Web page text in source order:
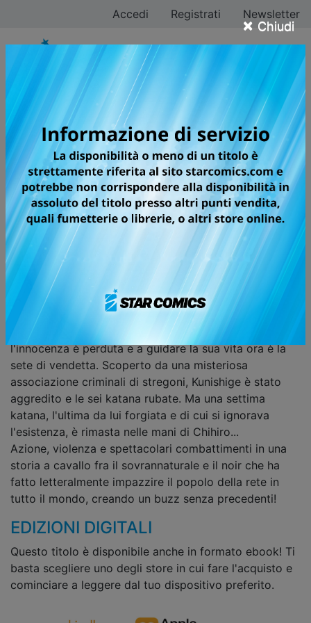
× Chiudi
Accedi Registrati Newsletter
KAGURABACHI
LA SCINTILLA DEL METALLO CHE SI
TRASFORMA IN UNA BELLISSIMA E
SOLIDA KATANA.
Chihiro Rokuhira è un giovane che studia l'arte della
forgiatura della katana dal padre Kunishige, un
artigiano leggendario fautore di sei famigerate spade
intrise di spaventosi poteri magici. A causa della fama
dell'uomo e del suo ruolo chiave durante un conflitto
passato, i due vivono di nascosto, lavorando i metalli e
conducendo una vita semplice.
Anni dopo, lo sguardo di Chihiro è cambiato,
l'innocenza è perduta e a guidare la sua vita ora è la
sete di vendetta. Scoperto da una misteriosa
associazione criminali di stregoni, Kunishige è stato
aggredito e le sei katana rubate. Ma una settima
katana, l'ultima da lui forgiata e di cui si ignorava
l'esistenza, è rimasta nelle mani di Chihiro...
Azione, violenza e spettacolari combattimenti in una
storia a cavallo fra il sovrannaturale e il noir che ha
fatto letteralmente impazzire il popolo della rete in
tutto il mondo, creando un buzz senza precedenti!
EDIZIONI DIGITALI
Questo titolo è disponibile anche in formato ebook! Ti
basta scegliere uno degli store in cui fare l'acquisto e
cominciare a leggere dal tuo dispositivo preferito.